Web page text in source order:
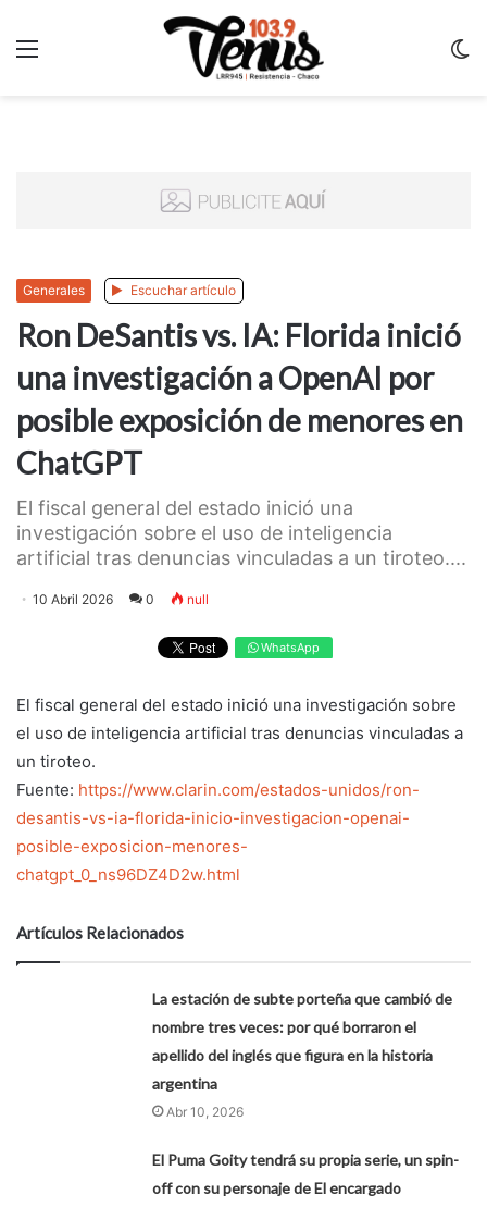
Generales Escuchar artículo
Ron DeSantis vs. IA: Florida inició
una investigación a OpenAI por
posible exposición de menores en
ChatGPT
El fiscal general del estado inició una
investigación sobre el uso de inteligencia
artificial tras denuncias vinculadas a un tiroteo....
10 Abril 2026 0 null
WhatsApp
El fiscal general del estado inició una investigación sobre
el uso de inteligencia artificial tras denuncias vinculadas a
un tiroteo.
Fuente: https://www.clarin.com/estados-unidos/ron-
desantis-vs-ia-florida-inicio-investigacion-openai-
posible-exposicion-menores-
chatgpt_0_ns96DZ4D2w.html
Artículos Relacionados
La estación de subte porteña que cambió de
nombre tres veces: por qué borraron el
apellido del inglés que figura en la historia
argentina
Abr 10, 2026
El Puma Goity tendrá su propia serie, un spin-
off con su personaje de El encargado